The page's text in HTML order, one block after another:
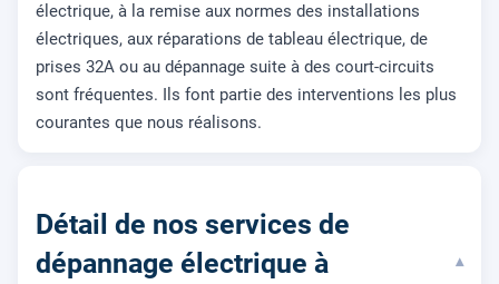
électrique, à la remise aux normes des installations
électriques, aux réparations de tableau électrique, de
prises 32A ou au dépannage suite à des court-circuits
sont fréquentes. Ils font partie des interventions les plus
courantes que nous réalisons.
Détail de nos services de
dépannage électrique à
▾